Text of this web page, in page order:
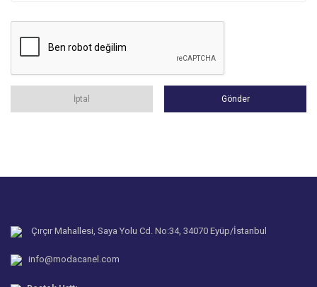
İptal Gönder
Çırçır Mahallesi, Saya Yolu Cd. No:34, 34070 Eyüp/İstanbul
info@modacanel.com